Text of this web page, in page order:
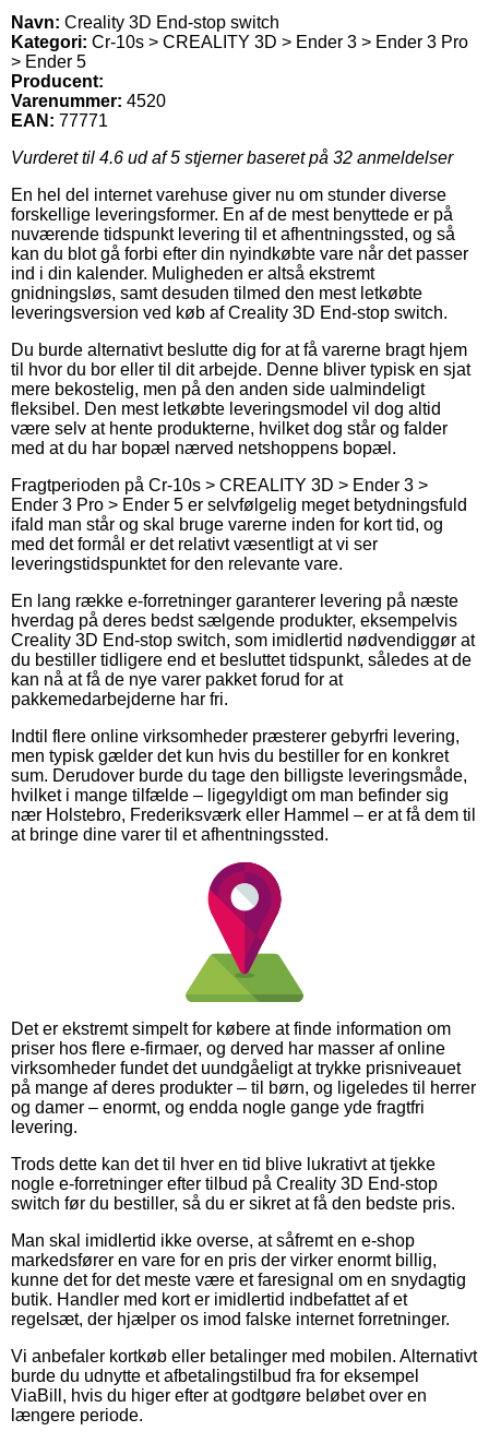
Navn: Creality 3D End-stop switch
Kategori: Cr-10s > CREALITY 3D > Ender 3 > Ender 3 Pro
> Ender 5
Producent:
Varenummer: 4520
EAN: 77771
Vurderet til 4.6 ud af 5 stjerner baseret på 32 anmeldelser
En hel del internet varehuse giver nu om stunder diverse
forskellige leveringsformer. En af de mest benyttede er på
nuværende tidspunkt levering til et afhentningssted, og så
kan du blot gå forbi efter din nyindkøbte vare når det passer
ind i din kalender. Muligheden er altså ekstremt
gnidningsløs, samt desuden tilmed den mest letkøbte
leveringsversion ved køb af Creality 3D End-stop switch.
Du burde alternativt beslutte dig for at få varerne bragt hjem
til hvor du bor eller til dit arbejde. Denne bliver typisk en sjat
mere bekostelig, men på den anden side ualmindeligt
fleksibel. Den mest letkøbte leveringsmodel vil dog altid
være selv at hente produkterne, hvilket dog står og falder
med at du har bopæl nærved netshoppens bopæl.
Fragtperioden på Cr-10s > CREALITY 3D > Ender 3 >
Ender 3 Pro > Ender 5 er selvfølgelig meget betydningsfuld
ifald man står og skal bruge varerne inden for kort tid, og
med det formål er det relativt væsentligt at vi ser
leveringstidspunktet for den relevante vare.
En lang række e-forretninger garanterer levering på næste
hverdag på deres bedst sælgende produkter, eksempelvis
Creality 3D End-stop switch, som imidlertid nødvendiggør at
du bestiller tidligere end et besluttet tidspunkt, således at de
kan nå at få de nye varer pakket forud for at
pakkemedarbejderne har fri.
Indtil flere online virksomheder præsterer gebyrfri levering,
men typisk gælder det kun hvis du bestiller for en konkret
sum. Derudover burde du tage den billigste leveringsmåde,
hvilket i mange tilfælde – ligegyldigt om man befinder sig
nær Holstebro, Frederiksværk eller Hammel – er at få dem til
at bringe dine varer til et afhentningssted.
Det er ekstremt simpelt for købere at finde information om
priser hos flere e-firmaer, og derved har masser af online
virksomheder fundet det uundgåeligt at trykke prisniveauet
på mange af deres produkter – til børn, og ligeledes til herrer
og damer – enormt, og endda nogle gange yde fragtfri
levering.
Trods dette kan det til hver en tid blive lukrativt at tjekke
nogle e-forretninger efter tilbud på Creality 3D End-stop
switch før du bestiller, så du er sikret at få den bedste pris.
Man skal imidlertid ikke overse, at såfremt en e-shop
markedsfører en vare for en pris der virker enormt billig,
kunne det for det meste være et faresignal om en snydagtig
butik. Handler med kort er imidlertid indbefattet af et
regelsæt, der hjælper os imod falske internet forretninger.
Vi anbefaler kortkøb eller betalinger med mobilen. Alternativt
burde du udnytte et afbetalingstilbud fra for eksempel
ViaBill, hvis du higer efter at godtgøre beløbet over en
længere periode.